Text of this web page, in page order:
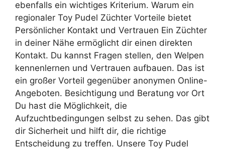
ebenfalls ein wichtiges Kriterium. Warum ein
regionaler Toy Pudel Züchter Vorteile bietet
Persönlicher Kontakt und Vertrauen Ein Züchter
in deiner Nähe ermöglicht dir einen direkten
Kontakt. Du kannst Fragen stellen, den Welpen
kennenlernen und Vertrauen aufbauen. Das ist
ein großer Vorteil gegenüber anonymen Online-
Angeboten. Besichtigung und Beratung vor Ort
Du hast die Möglichkeit, die
Aufzuchtbedingungen selbst zu sehen. Das gibt
dir Sicherheit und hilft dir, die richtige
Entscheidung zu treffen. Unsere Toy Pudel